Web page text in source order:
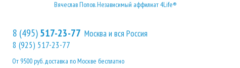
8 (495)517-23-77 Москва и вся Россия
8 (925) 517-23-77
От 9500 руб. доставка по Москве бесплатно
Вячеслав Попов. Независимый аффилиат 4Life®